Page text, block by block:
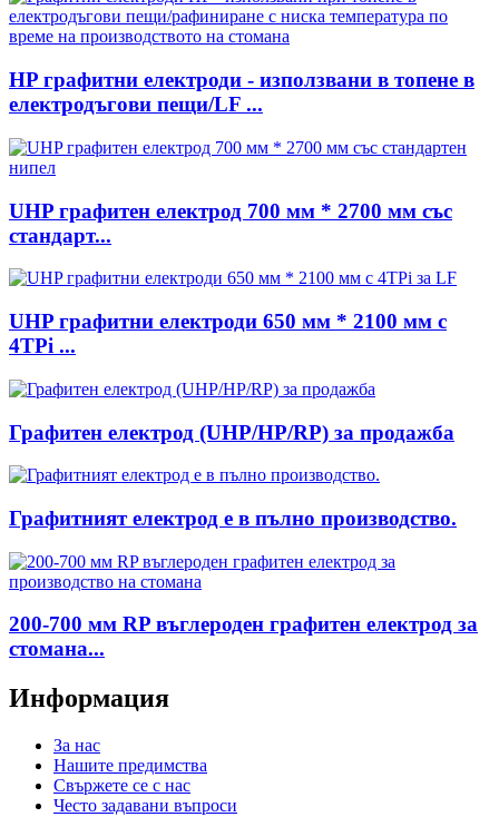
HP графитни електроди - използвани в топене в
електродъгови пещи/LF ...
UHP графитен електрод 700 мм * 2700 мм със
стандарт...
UHP графитни електроди 650 мм * 2100 мм с
4TPi ...
Графитен електрод (UHP/HP/RP) за продажба
Графитният електрод е в пълно производство.
200-700 мм RP въглероден графитен електрод за
стомана...
Информация
За нас
Нашите предимства
Свържете се с нас
Често задавани въпроси